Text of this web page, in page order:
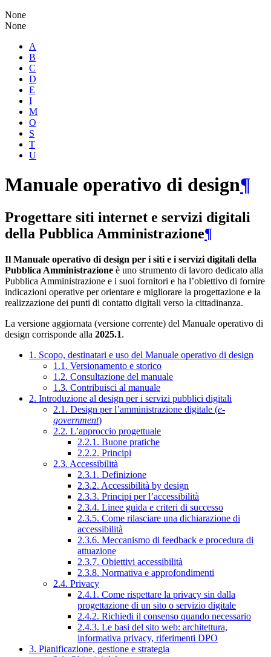
None
None
A
B
C
D
E
I
M
O
S
T
U
Manuale operativo di design¶
Progettare siti internet e servizi digitali
della Pubblica Amministrazione¶
Il Manuale operativo di design per i siti e i servizi digitali della
Pubblica Amministrazione è uno strumento di lavoro dedicato alla
Pubblica Amministrazione e i suoi fornitori e ha l’obiettivo di fornire
indicazioni operative per orientare e migliorare la progettazione e la
realizzazione dei punti di contatto digitali verso la cittadinanza.
La versione aggiornata (versione corrente) del Manuale operativo di
design corrisponde alla 2025.1.
1. Scopo, destinatari e uso del Manuale operativo di design
1.1. Versionamento e storico
1.2. Consultazione del manuale
1.3. Contribuisci al manuale
2. Introduzione al design per i servizi pubblici digitali
2.1. Design per l’amministrazione digitale (e-
government)
2.2. L’approccio progettuale
2.2.1. Buone pratiche
2.2.2. Principi
2.3. Accessibilità
2.3.1. Definizione
2.3.2. Accessibilità by design
2.3.3. Principi per l’accessibilità
2.3.4. Linee guida e criteri di successo
2.3.5. Come rilasciare una dichiarazione di
accessibilità
2.3.6. Meccanismo di feedback e procedura di
attuazione
2.3.7. Obiettivi accessibilità
2.3.8. Normativa e approfondimenti
2.4. Privacy
2.4.1. Come rispettare la privacy sin dalla
progettazione di un sito o servizio digitale
2.4.2. Richiedi il consenso quando necessario
2.4.3. Le basi del sito web: architettura,
informativa privacy, riferimenti DPO
3. Pianificazione, gestione e strategia